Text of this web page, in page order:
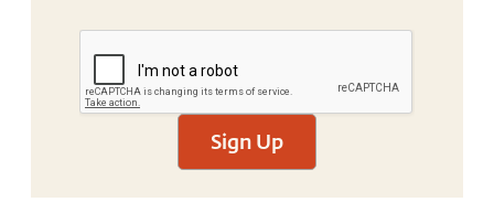
Sign Up